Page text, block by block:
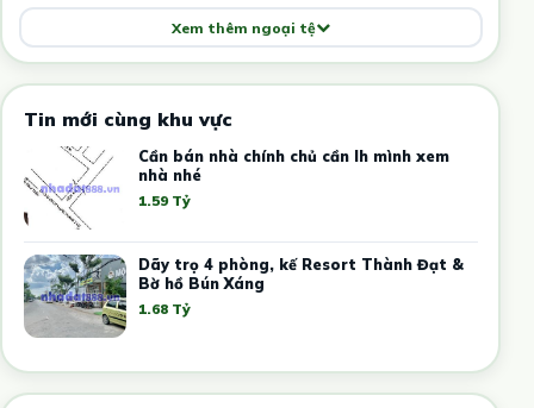
Xem thêm ngoại tệ
Tin mới cùng khu vực
Cần bán nhà chính chủ cần lh mình xem
nhà nhé
1.59 Tỷ
Dãy trọ 4 phòng, kế Resort Thành Đạt &
Bờ hồ Bún Xáng
1.68 Tỷ